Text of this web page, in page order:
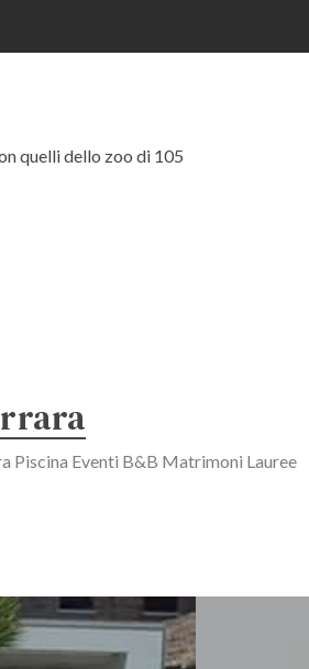
quelli dello zoo di 105
Piscina Eventi B&B Matrimoni Lauree